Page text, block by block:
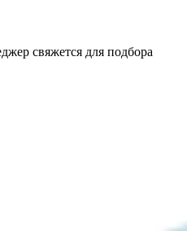
свяжется для подбора